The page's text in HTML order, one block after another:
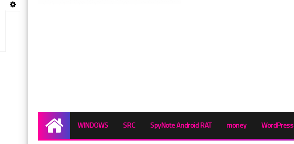
Home
WINDOWS SRC SpyNote Android RAT money WordPress